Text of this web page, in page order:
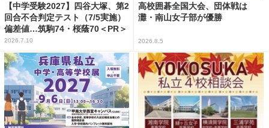
【中学受験2027】四谷大塚、第2
回合不合判定テスト（7/5実施）
偏差値…筑駒74・桜蔭70＜PR＞
2026.7.10
高校囲碁全国大会、団体戦は
灘・南山女子部が優勝
2026.8.5